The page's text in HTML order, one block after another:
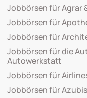
Jobbörsen für Agrar
Jobbörsen für
Jobbörsen für
Jobbörsen für die
Autowerkstatt
Jobbörsen für
Jobbörsen für